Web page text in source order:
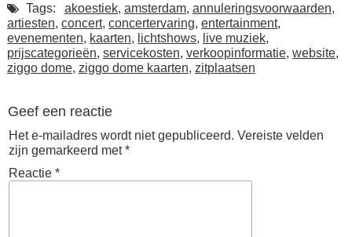
Tags:
akoestiek, amsterdam, annuleringsvoorwaarden,
artiesten, concert, concertervaring, entertainment,
evenementen, kaarten, lichtshows, live muziek,
prijscategorieën, servicekosten, verkoopinformatie, website,
ziggo dome, ziggo dome kaarten, zitplaatsen
Geef een reactie
Het e-mailadres wordt niet gepubliceerd. Vereiste velden
zijn gemarkeerd met*
Reactie *